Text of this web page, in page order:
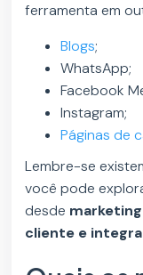
ferramenta em
Blogs;
WhatsApp;
Facebook
Instagram;
Páginas de
Lembre-se
você pode
desde
cliente e